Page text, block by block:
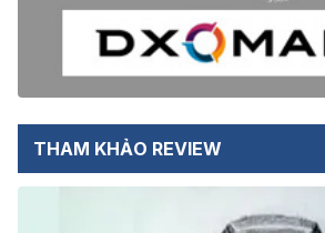
THAM KHẢO REVIEW